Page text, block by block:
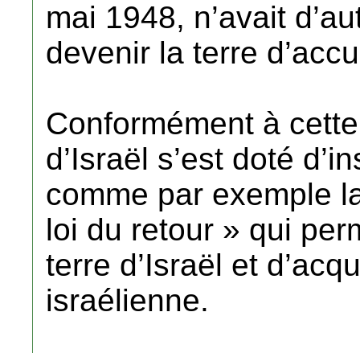
mai 1948, n’avait
devenir la terre
Conformément à
d’Israël s’est doté
comme par exemple
loi du retour » qui
terre d’Israël et
israélienne.